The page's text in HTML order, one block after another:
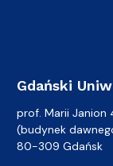
Gdański
prof. Marii Janion
(budynek
80-309 Gdańsk